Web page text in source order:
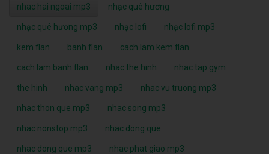
nhac hai ngoai mp3 nhạc quê hương
nhạc quê hương mp3 nhạc lofi nhạc lofi mp3
kem flan banh flan cach lam kem flan
cach lam banh flan nhac the hinh nhac tap gym
the hinh nhac vang mp3 nhac vu truong mp3
nhac thon que mp3 nhac song mp3
nhac nonstop mp3 nhac dong que
nhac dong que mp3 nhac phat giao mp3